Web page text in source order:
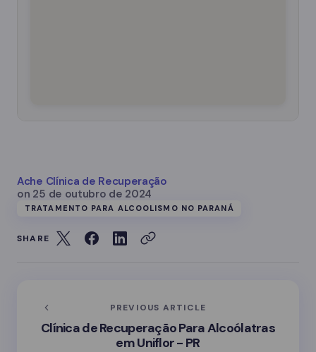
Ache Clínica de Recuperação
on 25 de outubro de 2024
TRATAMENTO PARA ALCOOLISMO NO PARANÁ
SHARE
PREVIOUS ARTICLE
Clínica de Recuperação Para Alcoólatras
em Uniflor - PR